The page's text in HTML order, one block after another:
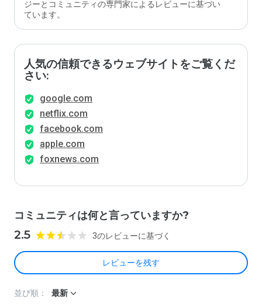
ジーとコミュニティの専門家によるレビューに基づい
ています。
人気の信頼できるウェブサイトをご覧くだ
さい:
google.com
netflix.com
facebook.com
apple.com
foxnews.com
コミュニティは何と言っていますか?
2.5 3のレビューに基づく
レビューを残す
並び順： 最新